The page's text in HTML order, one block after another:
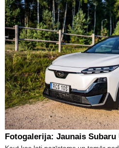
Fotogalerija: Jaunais Subaru